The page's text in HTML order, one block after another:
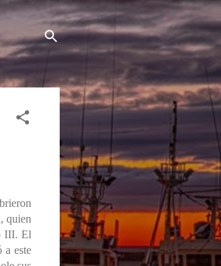
, quien
III. El
a este